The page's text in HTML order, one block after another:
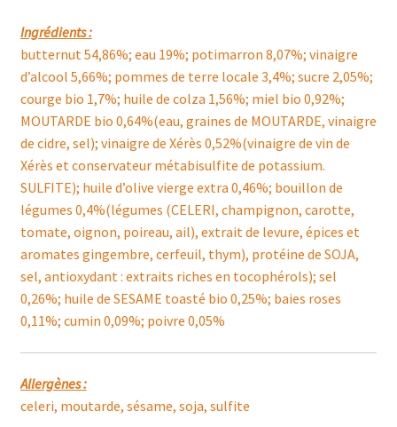
Ingrédients :
butternut 54,86%; eau 19%; potimarron 8,07%; vinaigre
d’alcool 5,66%; pommes de terre locale 3,4%; sucre 2,05%;
courge bio 1,7%; huile de colza 1,56%; miel bio 0,92%;
MOUTARDE bio 0,64%(eau, graines de MOUTARDE, vinaigre
de cidre, sel); vinaigre de Xérès 0,52%(vinaigre de vin de
Xérès et conservateur métabisulfite de potassium.
SULFITE); huile d’olive vierge extra 0,46%; bouillon de
légumes 0,4%(légumes (CELERI, champignon, carotte,
tomate, oignon, poireau, ail), extrait de levure, épices et
aromates gingembre, cerfeuil, thym), protéine de SOJA,
sel, antioxydant : extraits riches en tocophérols); sel
0,26%; huile de SESAME toasté bio 0,25%; baies roses
0,11%; cumin 0,09%; poivre 0,05%
Allergènes :
celeri, moutarde, sésame, soja, sulfite